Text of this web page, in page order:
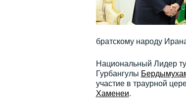
братскому народу
Национальный Лидер
Гурбангулы
участие в траурной
Хаменеи.